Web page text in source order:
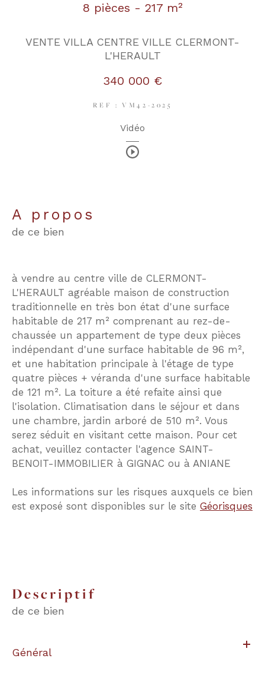
8 pièces - 217 m²
VENTE VILLA CENTRE VILLE CLERMONT-
L'HERAULT
340 000 €
REF : VM42-2025
Vidéo
a propos
de ce bien
à vendre au centre ville de CLERMONT-
L'HERAULT agréable maison de construction
traditionnelle en très bon état d'une surface
habitable de 217 m² comprenant au rez-de-
chaussée un appartement de type deux pièces
indépendant d'une surface habitable de 96 m²,
et une habitation principale à l'étage de type
quatre pièces + véranda d'une surface habitable
de 121 m². La toiture a été refaite ainsi que
l'isolation. Climatisation dans le séjour et dans
une chambre, jardin arboré de 510 m². Vous
serez séduit en visitant cette maison. Pour cet
achat, veuillez contacter l'agence SAINT-
BENOIT-IMMOBILIER à GIGNAC ou à ANIANE
Les informations sur les risques auxquels ce bien
est exposé sont disponibles sur le site Géorisques
descriptif
de ce bien
Général
RECHERCHER